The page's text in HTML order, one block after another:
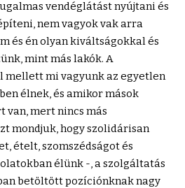
vendéglátást nyújtani és
nem vagyok vak arra
és én olyan kiváltságokkal és
mint más lakók. A
mi vagyunk az egyetlen
élnek, és amikor mások
van, mert nincs más
mondjuk, hogy szolidárisan
ételt, szomszédságot és
élünk -, a szolgáltatás
betöltött pozíciónknak nagy